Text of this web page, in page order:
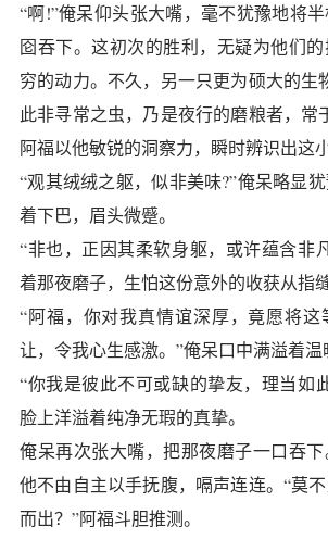
“啊!”俺呆仰头张大嘴，毫不犹豫地将
囵吞下。这初次的胜利，无疑为他们
穷的动力。不久，另一只更为硕大的生
此非寻常之虫，乃是夜行的磨粮者，常
阿福以他敏锐的洞察力，瞬时辨识出这
“观其绒绒之躯，似非美味?”俺呆略显
着下巴，眉头微蹙。
“非也，正因其柔软身躯，或许蕴含非
着那夜磨子，生怕这份意外的收获从指
“阿福，你对我真情谊深厚，竟愿将这
让，令我心生感激。”俺呆口中满溢着温
“你我是彼此不可或缺的挚友，理当如
脸上洋溢着纯净无瑕的真挚。
俺呆再次张大嘴，把那夜磨子一口吞下
他不由自主以手抚腹，嗝声连连。“莫
而出？”阿福斗胆推测。